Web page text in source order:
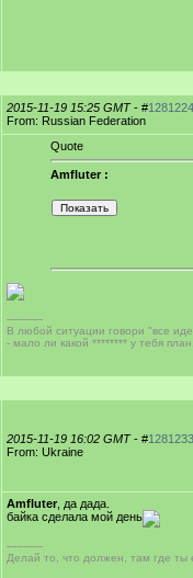
2015-11-19 15:25 GMT- #
From: Russian Federation
Quote
Amfluter :
-----------
В любой ситуации говори "все
- мало ли какой ******** у тебя
2015-11-19 16:02 GMT- #
From: Ukraine
Amfluter, да дада.
байка сделала мой день
-----------
Делай то, что должен, там где ты